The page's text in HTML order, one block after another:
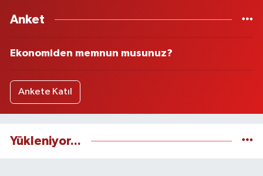
Anket
Ekonomiden memnun musunuz?
Ankete Katıl
Yükleniyor...